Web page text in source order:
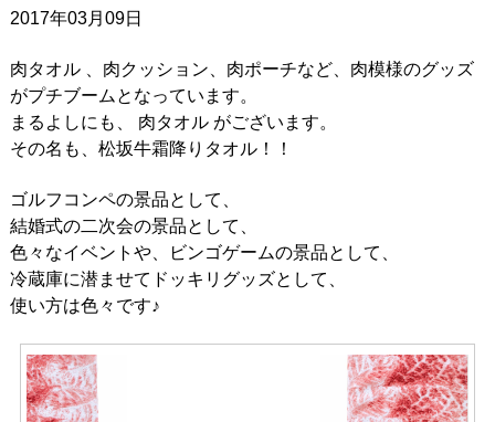
2017年03月09日
肉タオル 、肉クッション、肉ポーチなど、肉模様のグッズ
がプチブームとなっています。
まるよしにも、 肉タオル がございます。
その名も、松坂牛霜降りタオル！！
ゴルフコンペの景品として、
結婚式の二次会の景品として、
色々なイベントや、ビンゴゲームの景品として、
冷蔵庫に潜ませてドッキリグッズとして、
使い方は色々です♪